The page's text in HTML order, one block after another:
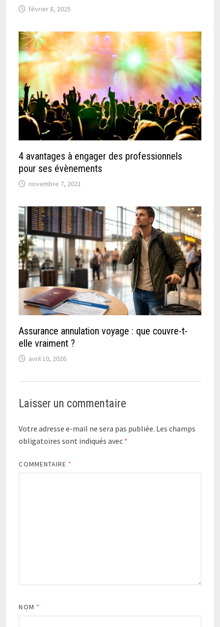
février 8, 2025
4 avantages à engager des professionnels
pour ses évènements
novembre 7, 2021
Assurance annulation voyage : que couvre-t-
elle vraiment ?
avril 10, 2026
Laisser un commentaire
Votre adresse e-mail ne sera pas publiée. Les champs
obligatoires sont indiqués avec *
COMMENTAIRE *
NOM *